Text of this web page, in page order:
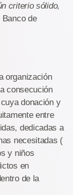
criterio sólido,
Banco de
organización
consecución
donación y
entre
dedicadas a
necesitadas (
y niños
en
de la